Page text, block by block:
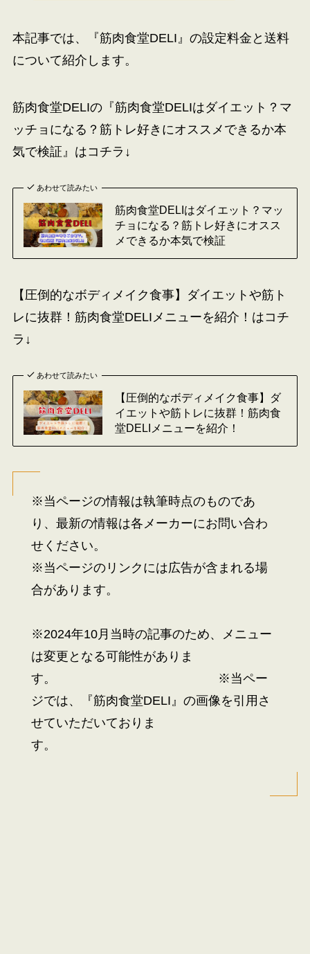
本記事では、『筋肉食堂DELI』の設定料金と送料
について紹介します。
筋肉食堂DELIの『筋肉食堂DELIはダイエット？マ
ッチョになる？筋トレ好きにオススメできるか本
気で検証』はコチラ↓
あわせて読みたい
筋肉食堂DELIはダイエット？マッ
チョになる？筋トレ好きにオスス
メできるか本気で検証
【圧倒的なボディメイク食事】ダイエットや筋ト
レに抜群！筋肉食堂DELIメニューを紹介！はコチ
ラ↓
あわせて読みたい
【圧倒的なボディメイク食事】ダ
イエットや筋トレに抜群！筋肉食
堂DELIメニューを紹介！
※当ページの情報は執筆時点のものであ
り、最新の情報は各メーカーにお問い合わ
せください。
※当ページのリンクには広告が含まれる場
合があります。
※2024年10月当時の記事のため、メニュー
は変更となる可能性がありま
す。 ※当ペー
ジでは、『筋肉食堂DELI』の画像を引用さ
せていただいておりま
す。